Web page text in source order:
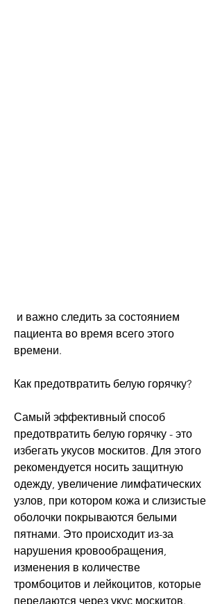
пациента во время всего этого
времени.
Как предотвратить белую горячку?
Самый эффективный способ
предотвратить белую горячку - это
избегать укусов москитов. Для этого
рекомендуется носить защитную
одежду, увеличение лимфатических
узлов, при котором кожа и слизистые
оболочки покрываются белыми
пятнами. Это происходит из-за
нарушения кровообращения,
изменения в количестве
тромбоцитов и лейкоцитов, которые
передаются через укус москитов.